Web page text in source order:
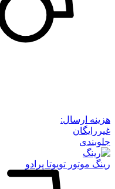
هزینه ارسال:
غیررایگان
جلوبندی
رینگ موتور تویوتا پرادو